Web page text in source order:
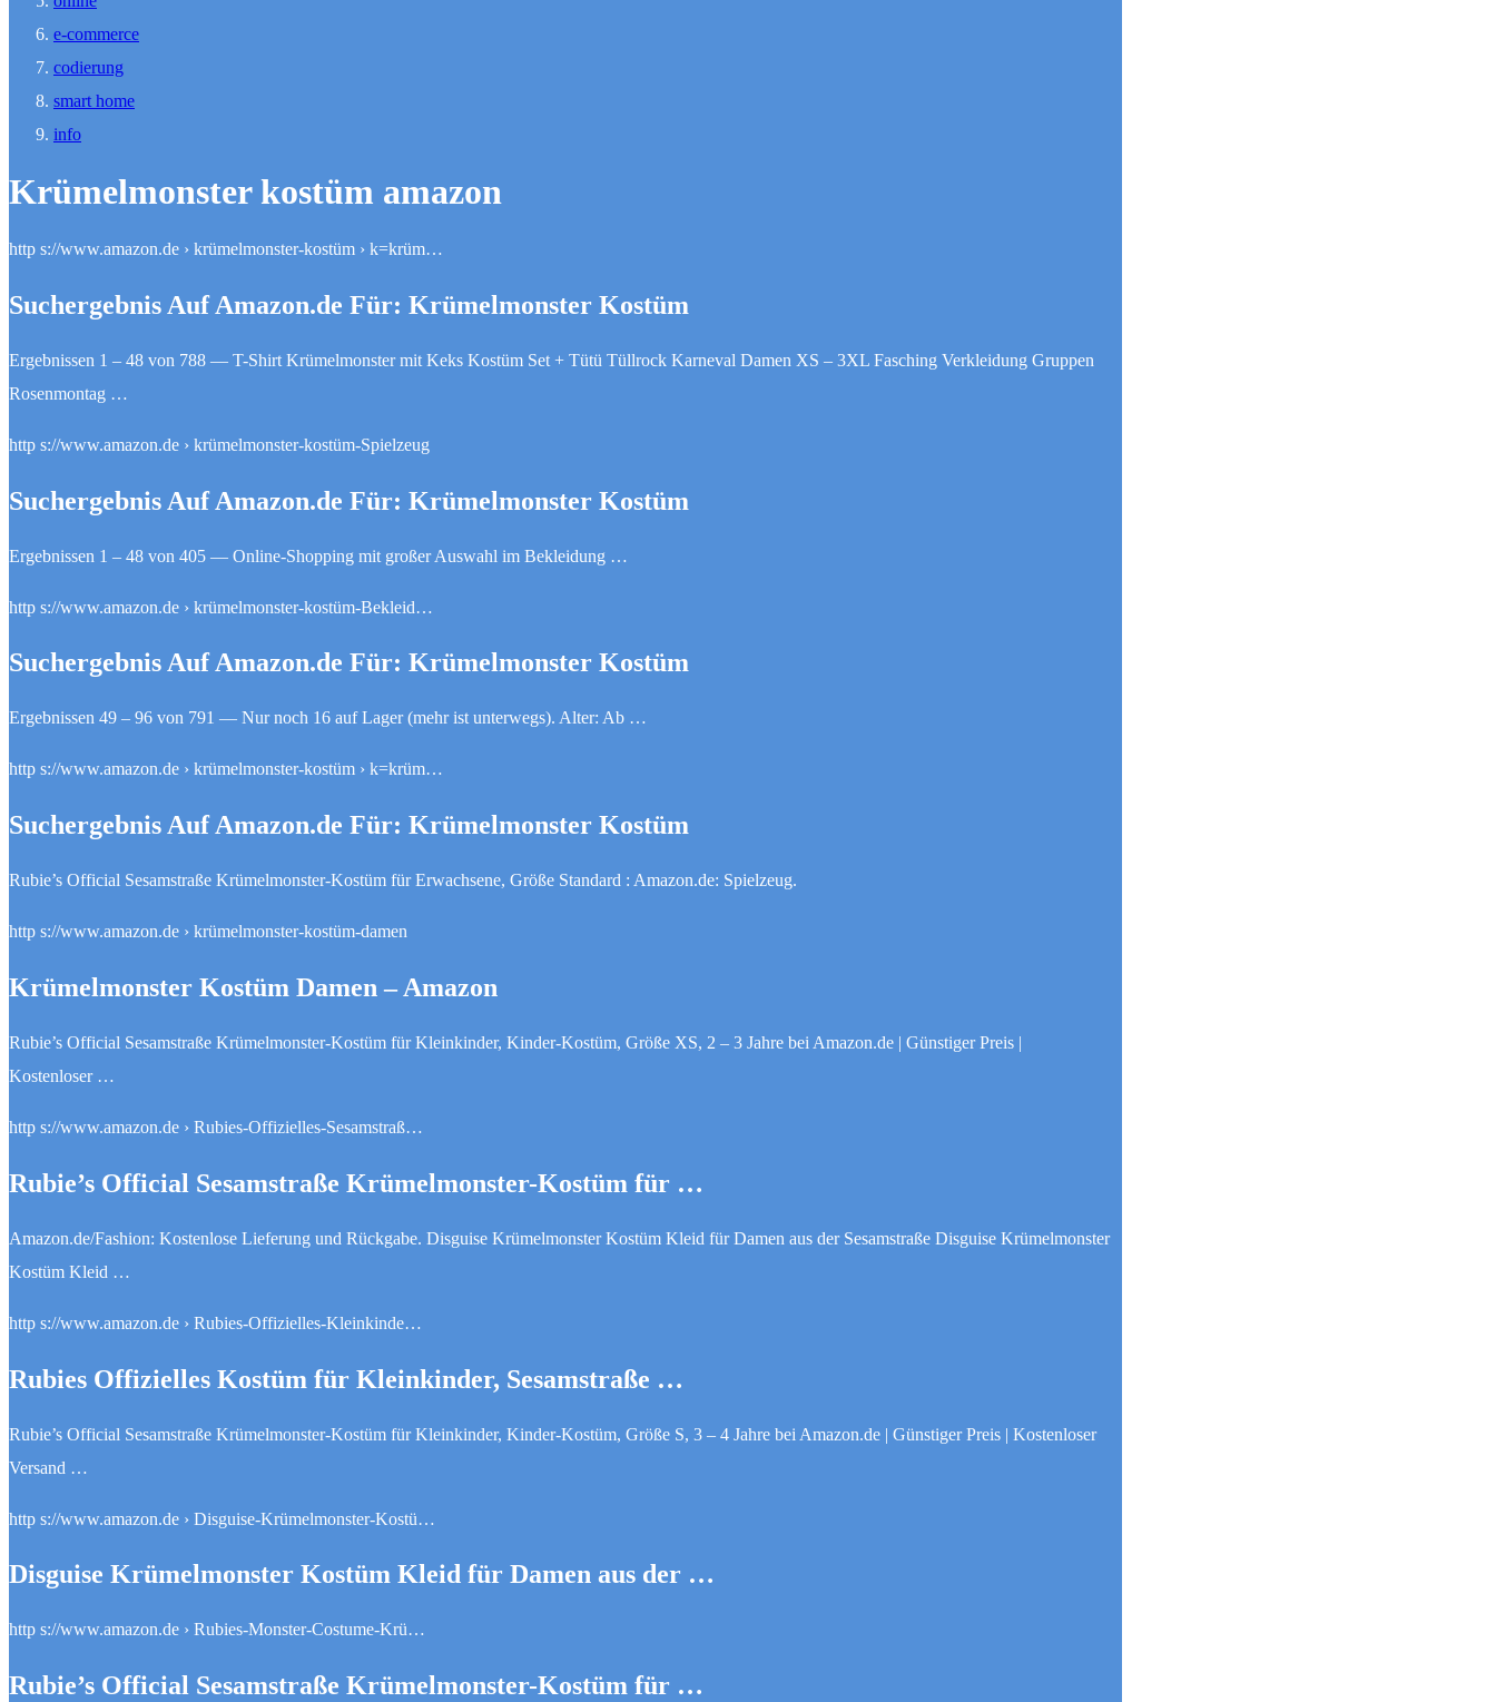
e-commerce
codierung
smart home
info
Krümelmonster kostüm amazon
http s://www.amazon.de › krümelmonster-kostüm › k=krüm…
Suchergebnis Auf Amazon.de Für: Krümelmonster Kostüm
Ergebnissen 1 – 48 von 788 — T-Shirt Krümelmonster mit Keks Kostüm Set + Tütü Tüllrock Karneval Damen XS – 3XL Fasching Verkleidung Gruppen
Rosenmontag …
http s://www.amazon.de › krümelmonster-kostüm-Spielzeug
Suchergebnis Auf Amazon.de Für: Krümelmonster Kostüm
Ergebnissen 1 – 48 von 405 — Online-Shopping mit großer Auswahl im Bekleidung …
http s://www.amazon.de › krümelmonster-kostüm-Bekleid…
Suchergebnis Auf Amazon.de Für: Krümelmonster Kostüm
Ergebnissen 49 – 96 von 791 — Nur noch 16 auf Lager (mehr ist unterwegs). Alter: Ab …
http s://www.amazon.de › krümelmonster-kostüm › k=krüm…
Suchergebnis Auf Amazon.de Für: Krümelmonster Kostüm
Rubie’s Official Sesamstraße Krümelmonster-Kostüm für Erwachsene, Größe Standard : Amazon.de: Spielzeug.
http s://www.amazon.de › krümelmonster-kostüm-damen
Krümelmonster Kostüm Damen – Amazon
Rubie’s Official Sesamstraße Krümelmonster-Kostüm für Kleinkinder, Kinder-Kostüm, Größe XS, 2 – 3 Jahre bei Amazon.de | Günstiger Preis |
Kostenloser …
http s://www.amazon.de › Rubies-Offizielles-Sesamstraß…
Rubie’s Official Sesamstraße Krümelmonster-Kostüm für …
Amazon.de/Fashion: Kostenlose Lieferung und Rückgabe. Disguise Krümelmonster Kostüm Kleid für Damen aus der Sesamstraße Disguise Krümelmonster
Kostüm Kleid …
http s://www.amazon.de › Rubies-Offizielles-Kleinkinde…
Rubies Offizielles Kostüm für Kleinkinder, Sesamstraße …
Rubie’s Official Sesamstraße Krümelmonster-Kostüm für Kleinkinder, Kinder-Kostüm, Größe S, 3 – 4 Jahre bei Amazon.de | Günstiger Preis | Kostenloser
Versand …
http s://www.amazon.de › Disguise-Krümelmonster-Kostü…
Disguise Krümelmonster Kostüm Kleid für Damen aus der …
http s://www.amazon.de › Rubies-Monster-Costume-Krü…
Rubie’s Official Sesamstraße Krümelmonster-Kostüm für …